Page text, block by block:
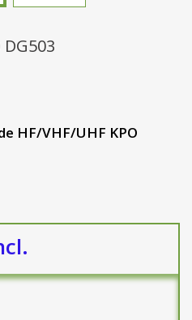
HF/VHF/UHF KPO